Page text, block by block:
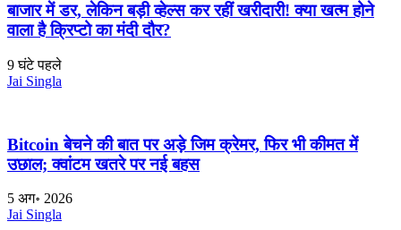
बाजार में डर, लेकिन बड़ी व्हेल्स कर रहीं खरीदारी! क्या खत्म होने
वाला है क्रिप्टो का मंदी दौर?
9 घंटे पहले
Jai Singla
Bitcoin बेचने की बात पर अड़े जिम क्रेमर, फिर भी कीमत में
उछाल; क्वांटम खतरे पर नई बहस
5 अग॰ 2026
Jai Singla